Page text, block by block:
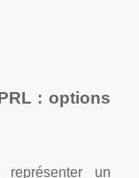
: options
représenter un